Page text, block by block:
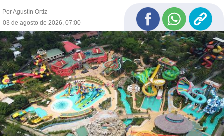
Por Agustín Ortiz
03 de agosto de 2026, 07:00